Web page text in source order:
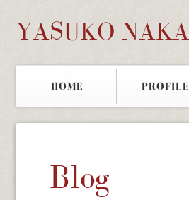
YASUKO NAKA
HOME PROFILE
Blog